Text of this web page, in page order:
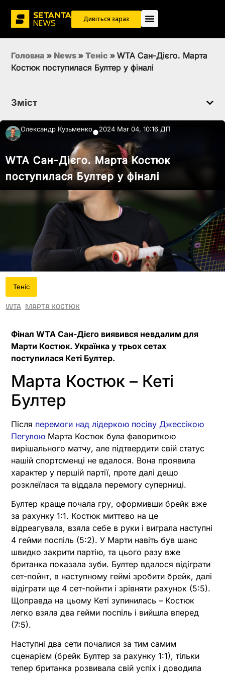
Дивіться зараз
Головна » News » Теніс » WTA Сан-Дієго. Марта
Костюк поступилася Бултер у фіналі
Зміст
Олександр Кузьменко●2024 Mar 04, 10:16 ДП
WTA Сан-Дієго. Марта Костюк
поступилася Бултер у фіналі
Теніс
WTA Марта Костюк
Фінал WTA Сан-Дієго виявився невдалим для
Марти Костюк. Українка у трьох сетах
поступилася Кеті Бултер.
Марта Костюк – Кеті
Бултер
Після перемоги над лідеркою посіву Джессікою
Пегулою Марта Костюк була фавориткою
вирішального матчу, але підтвердити свій статус
нашій спортсменці не вдалося. Вона проявила
характер у першій партії, проте далі дещо
розклеїлася та віддала перемогу суперниці.
Бултер краще почала гру, оформивши брейк вже
за рахунку 1:1. Костюк миттєво на це
відреагувала, взяла себе в руки і виграла наступні
4 гейми поспіль (5:2). У Марти навіть був шанс
швидко закрити партію, та цього разу вже
британка показала зуби. Бултер вдалося відіграти
сет-пойнт, в наступному геймі зробити брейк, далі
відіграти ще 4 сет-пойнти і зрівняти рахунок (5:5).
Щоправда на цьому Кеті зупинилась – Костюк
легко взяла два гейми поспіль і вийшла вперед
(7:5).
Наступні два сети почалися за тим самим
сценарієм (брейк Бултер за рахунку 1:1), тільки
тепер британка розвивала свій успіх і доводила